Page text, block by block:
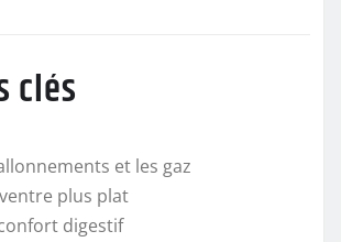
clés
et les gaz
plus plat
digestif